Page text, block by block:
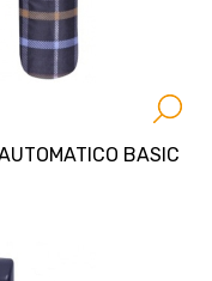
BASIC